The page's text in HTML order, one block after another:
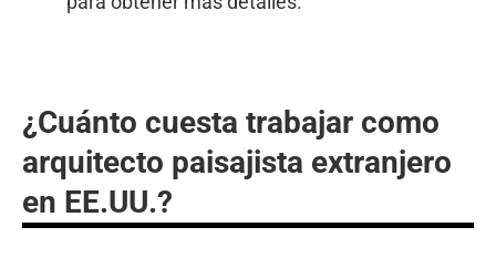
¿Cuánto cuesta trabajar como
arquitecto paisajista extranjero
en EE.UU.?